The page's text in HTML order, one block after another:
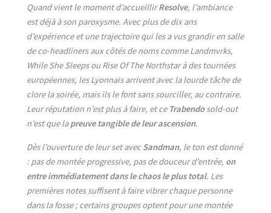
Quand vient le moment d’accueillirResolve, l’ambiance
est déjà à son paroxysme. Avec plus de dix ans
d’expérience et une trajectoire qui les a vus grandir en salle
de co-headliners aux côtés de noms comme Landmvrks,
While She Sleeps ou Rise Of The Northstar à des tournées
européennes, les Lyonnais arrivent avec la lourde tâche de
clore la soirée, mais ils le font sans sourciller, au contraire.
Leur réputation n’est plus à faire, et ce Trabendosold-out
n’est que lapreuve tangible de leur ascension.
Dès l’ouverture de leur set avecSandman, le ton est donné
: pas de montée progressive, pas de douceur d’entrée, on
entre immédiatement dans le chaos le plus total. Les
premières notes suffisent à faire vibrer chaque personne
dans la fosse ; certains groupes optent pour une montée